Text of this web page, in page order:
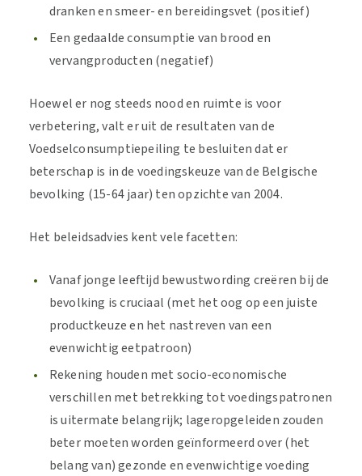
dranken en smeer- en bereidingsvet (positief)
Een gedaalde consumptie van brood en
vervangproducten (negatief)
Hoewel er nog steeds nood en ruimte is voor
verbetering, valt er uit de resultaten van de
Voedselconsumptiepeiling te besluiten dat er
beterschap is in de voedingskeuze van de Belgische
bevolking (15-64 jaar) ten opzichte van 2004.
Het beleidsadvies kent vele facetten:
Vanaf jonge leeftijd bewustwording creëren bij de
bevolking is cruciaal (met het oog op een juiste
productkeuze en het nastreven van een
evenwichtig eetpatroon)
Rekening houden met socio-economische
verschillen met betrekking tot voedingspatronen
is uitermate belangrijk; lageropgeleiden zouden
beter moeten worden geïnformeerd over (het
belang van) gezonde en evenwichtige voeding